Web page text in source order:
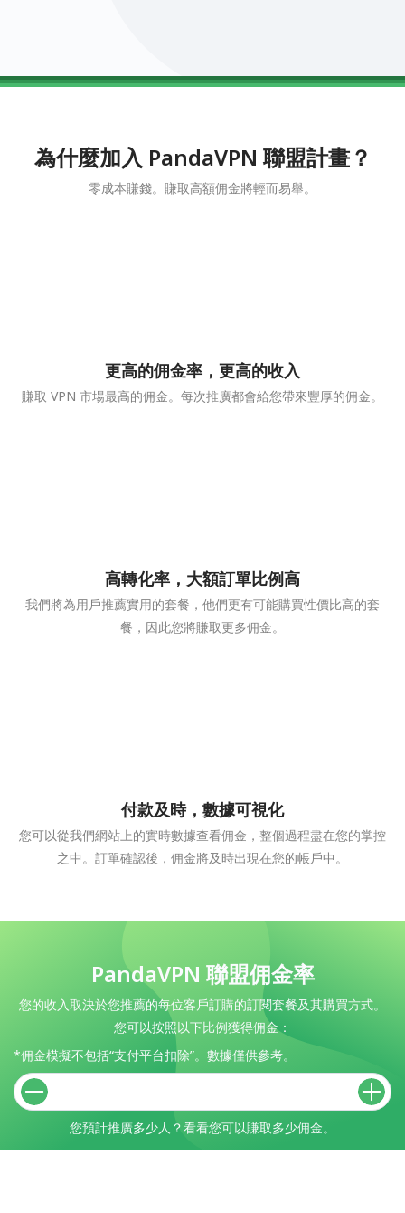
為什麼加入 PandaVPN 聯盟計畫？
零成本賺錢。賺取高額佣金將輕而易舉。
更高的佣金率，更高的收入
賺取 VPN 市場最高的佣金。每次推廣都會給您帶來豐厚的佣金。
高轉化率，大額訂單比例高
我們將為用戶推薦實用的套餐，他們更有可能購買性價比高的套
餐，因此您將賺取更多佣金。
付款及時，數據可視化
您可以從我們網站上的實時數據查看佣金，整個過程盡在您的掌控
之中。訂單確認後，佣金將及時出現在您的帳戶中。
PandaVPN 聯盟佣金率
您的收入取決於您推薦的每位客戶訂購的訂閱套餐及其購買方式。
您可以按照以下比例獲得佣金：
*佣金模擬不包括“支付平台扣除”。數據僅供參考。
您預計推廣多少人？看看您可以賺取多少佣金。